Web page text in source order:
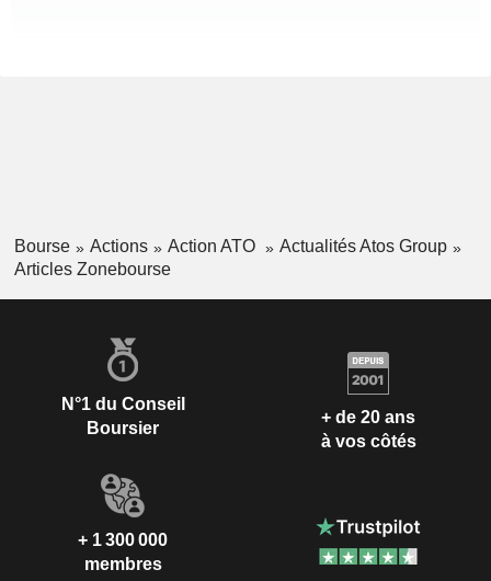
Bourse Actions Action ATO
Actualités Atos Group
Articles Zonebourse
N°1 du Conseil
Boursier
+ de 20 ans
à vos côtés
+ 1 300 000
membres